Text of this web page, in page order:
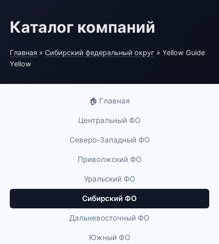
Каталог компаний
Главная » Сибирский федеральный округ » Yellow Guide
Yellow
🏠 Главная
Центральный ФО
Северо-Западный ФО
Приволжский ФО
Уральский ФО
Сибирский ФО
Дальневосточный ФО
Южный ФО